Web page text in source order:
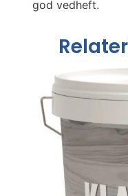
god vedheft.